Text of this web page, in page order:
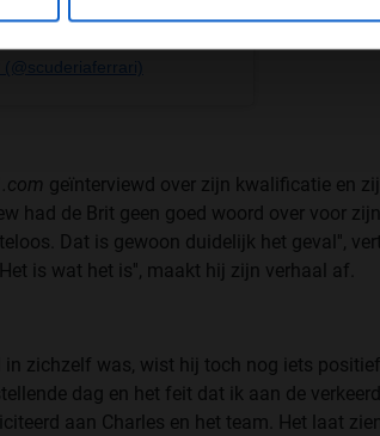
geïnterviewd over zijn kwalificatie en
had de Brit geen goed woord over voor zijn
Dat is gewoon duidelijk het geval'',
is wat het is'', maakt hij zijn verhaal af.
zichzelf was, wist hij toch nog iets
dag en het feit dat ik aan de
aan Charles en het team. Het laat zien